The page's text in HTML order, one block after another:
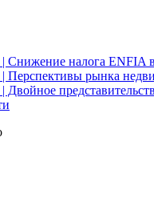
| Снижение налога ENFIA
| Перспективы рынка
| Двойное